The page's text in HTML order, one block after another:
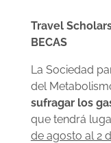
Travel
BECAS
La Sociedad
del
sufragar los
que tendrá
de agosto al 2